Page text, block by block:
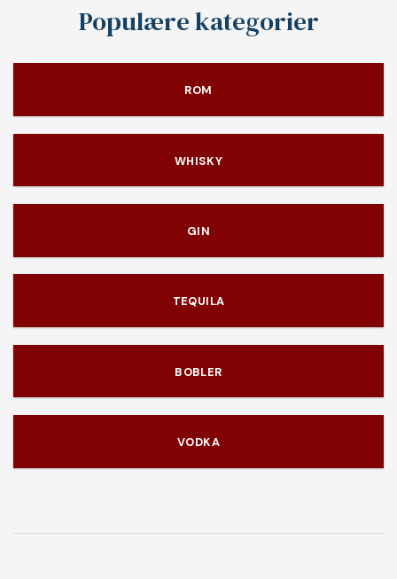
Populære kategorier
ROM
WHISKY
GIN
TEQUILA
BOBLER
VODKA